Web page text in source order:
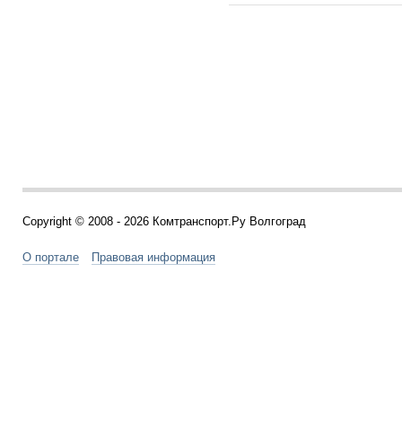
Copyright © 2008 - 2026 Комтранспорт.Ру Волгоград
О портале Правовая информация